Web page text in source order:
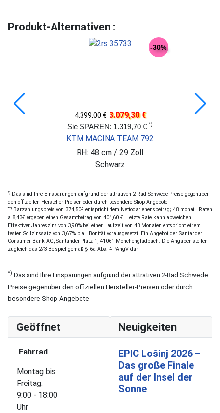
Produkt-Alternativen :
-30%
4.399,00 € 3.079,30 €
Sie SPAREN: 1.319,70 € *)
KTM MACINA TEAM 792
RH: 48 cm / 29 Zoll
Schwarz
*) Das sind Ihre Einsparungen aufgrund der attrativen 2-Rad Schwede Preise gegenüber
den offiziellen Hersteller-Preisen oder durch besondere Shop-Angebote
**) Barzahlungspreis von 374,50€ entspricht dem Nettodarlehensbetrag; 48 monatl. Raten
a 8,43€ ergeben einen Gesamtbetrag von 404,60 €. Letzte Rate kann abweichen.
Effektiver Jahreszins von 3,90% bei einer Laufzeit von 48 Monaten entspricht einem
festen Sollzinssatz von 3,67% p.a.. Bonität vorausgesetzt. Ein Angebot der Santander
Consumer Bank AG, Santander-Platz 1, 41061 Mönchengladbach. Die Angaben stellen
zugleich das 2/3 Beispiel gemäß § 6a Abs. 4 PAngV dar.
*) Das sind Ihre Einsparungen aufgrund der attrativen 2-Rad Schwede
Preise gegenüber den offiziellen Hersteller-Preisen oder durch
besondere Shop-Angebote
Geöffnet
Fahrrad
Montag bis
Freitag:
9:00 - 18:00
Uhr
Neuigkeiten
EPIC Lošinj 2026 –
Das große Finale
auf der Insel der
Sonne